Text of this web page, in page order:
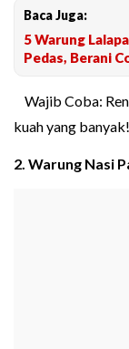
Baca Juga:
5 Warung
Pedas, Berani
Wajib Coba:
kuah yang banyak!
2. Warung Nasi